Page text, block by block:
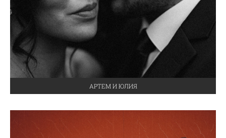
АРТЕМ И ЮЛИЯ